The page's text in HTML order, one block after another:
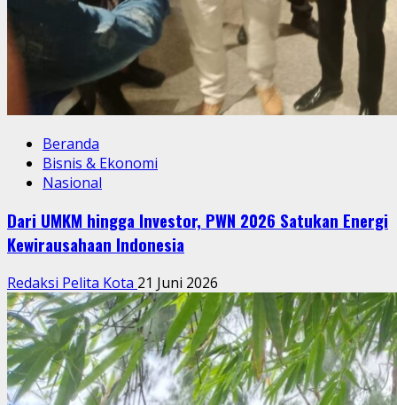
Beranda
Bisnis & Ekonomi
Nasional
Dari UMKM hingga Investor, PWN 2026 Satukan Energi
Kewirausahaan Indonesia
Redaksi Pelita Kota 21 Juni 2026